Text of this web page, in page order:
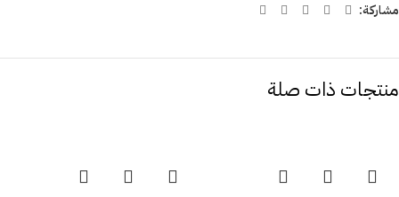
مشاركة:
منتجات ذات صلة